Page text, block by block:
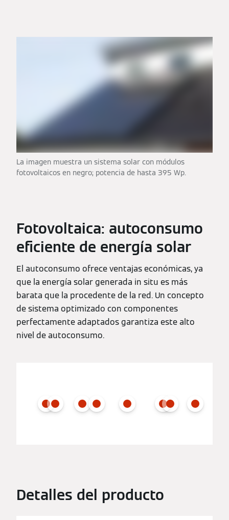
La imagen muestra un sistema solar con módulos
fotovoltaicos en negro; potencia de hasta 395 Wp.
Fotovoltaica: autoconsumo
eficiente de energía solar
El autoconsumo ofrece ventajas económicas, ya
que la energía solar generada in situ es más
barata que la procedente de la red. Un concepto
de sistema optimizado con componentes
perfectamente adaptados garantiza este alto
nivel de autoconsumo.
Detalles del producto